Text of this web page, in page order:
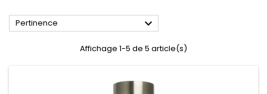
Pertinence 
Affichage 1-5 de 5 article(s)